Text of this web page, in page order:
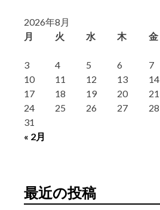
2026年8月
月
火 水 木 金
« 2月
3
4 5 6 7
10
11 12 13 14
17
18 19 20 21
24
25 26 27 28
31
最近の投稿